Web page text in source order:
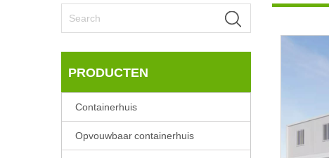
PRODUCTEN
Containerhuis
Opvouwbaar containerhuis